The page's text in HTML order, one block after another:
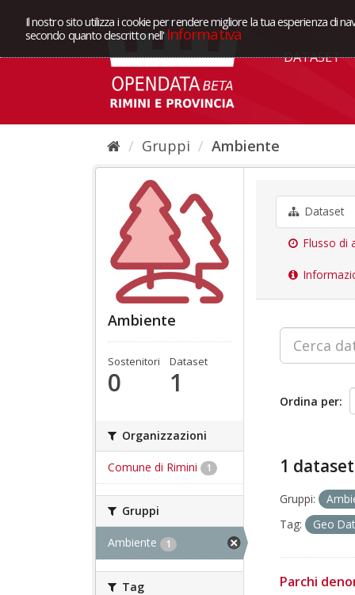
Il nostro sito utilizza i cookie per rendere migliore la tua esperienza di
secondo quanto descritto nell' Informativa
DATASET
Gruppi Ambiente
Ambiente
Sostenitori
0
Dataset
1
Organizzazioni
Comune di Rimini 1
Gruppi
Ambiente 1
Tag
Dataset
Flusso di
Ordina per
1
Gruppi:
Tag:
Geo
Parchi